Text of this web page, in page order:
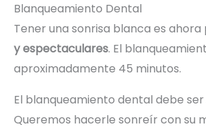
Blanqueamiento Dental
Tener una sonrisa blanca es
y espectaculares. El
aproximadamente 45 minutos.
El blanqueamiento dental debe
Queremos hacerle sonreír con su